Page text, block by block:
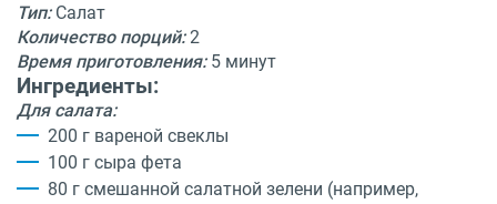
Тип:Салат
Количество порций:2
Время приготовления:5 минут
Ингредиенты:
Для салата:
200 г вареной свеклы
100 г сыра фета
80 г смешанной салатной зелени (например,